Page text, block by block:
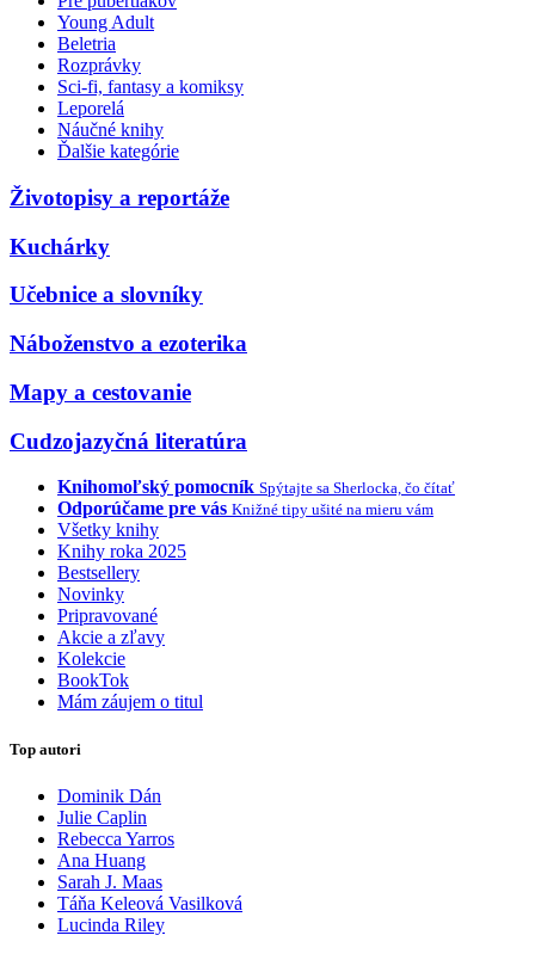
Young Adult
Beletria
Rozprávky
Sci-fi, fantasy a komiksy
Leporelá
Náučné knihy
Ďalšie kategórie
Životopisy a reportáže
Kuchárky
Učebnice a slovníky
Náboženstvo a ezoterika
Mapy a cestovanie
Cudzojazyčná literatúra
Knihomoľský pomocník Spýtajte sa Sherlocka, čo čítať
Odporúčame pre vás Knižné tipy ušité na mieru vám
Všetky knihy
Knihy roka 2025
Bestsellery
Novinky
Pripravované
Akcie a zľavy
Kolekcie
BookTok
Mám záujem o titul
Top autori
Dominik Dán
Julie Caplin
Rebecca Yarros
Ana Huang
Sarah J. Maas
Táňa Keleová Vasilková
Lucinda Riley